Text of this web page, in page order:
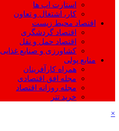
استارت اپ ها
کار، اشتغال و تعاون
اقتصاد محیط زیست
اقتصاد گردشگری
اقتصاد حمل و نقل
کشاورزی و صنایع غذایی
منابع پولی
همراه کارآفرینان
مجله افق اقتصادی
مجله روزانه اقتصاد
خرید تتر
×